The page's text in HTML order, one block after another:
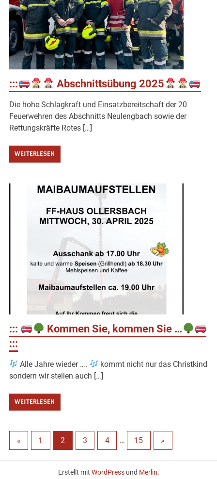
::: Abschnittsübung 2025
Die hohe Schlagkraft und Einsatzbereitschaft der 20
Feuerwehren des Abschnitts Neulengbach sowie der
Rettungskräfte Rotes […]
WEITERLESEN
:::
Kommen Sie, kommen Sie …
:::
Alle Jahre wieder ….
kommt nicht nur das Christkind
sondern wir stellen auch […]
WEITERLESEN
« 1 2 3 4 … 15 »
Erstellt mit WordPressund Merlin.